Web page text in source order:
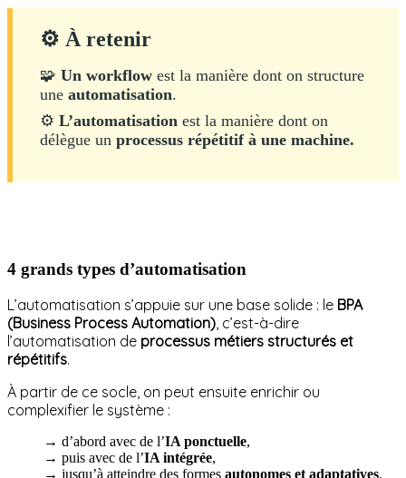
⚙ À retenir
🧩 Un workflow est la manière dont on structure
une automatisation.
⚙️ L’automatisation est la manière dont on
délègue un processus répétitif à une machine.
4 grands types d’automatisation
L’automatisation s’appuie sur une base solide : le BPA
(Business Process Automation), c’est-à-dire
l’automatisation de processus métiers structurés et
répétitifs.
À partir de ce socle, on peut ensuite enrichir ou
complexifier le système :
→ d’abord avec de l’IA ponctuelle,
→ puis avec de l’IA intégrée,
→ jusqu’à atteindre des formes autonomes et adaptatives.